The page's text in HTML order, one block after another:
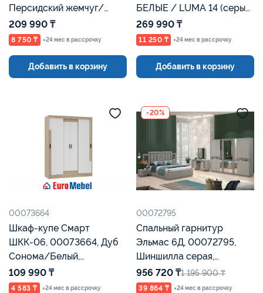
Персидский жемчуг/
амарок, Евромебель
209 990 ₸
8 750 ₸ ×24 мес в рассрочку
Добавить в корзину
БЕЛЫЕ / LUMA 14 (серый
велюр) / Ameli 01
(кремовый велюр),
269 990 ₸
11 250 ₸ ×24 мес в рассрочку
Добавить в корзину
00073664
Шкаф-купе Смарт
ШКК-06, 00073664, Дуб
Сонома/Белый,
Евромебель
109 990 ₸
4 583 ₸ ×24 мес в рассрочку
-20%
00072795
Спальный гарнитур
Эльмас 6Д, 00072795,
Шиншилла серая,
Евромебель
956 720 ₸1 195 900 ₸
39 864 ₸ ×24 мес в рассрочку